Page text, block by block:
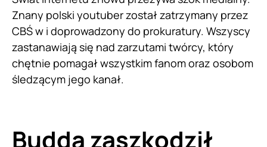
Znany polski youtuber został zatrzymany przez
CBŚ w i doprowadzony do prokuratury. Wszyscy
zastanawiają się nad zarzutami twórcy, który
chętnie pomagał wszystkim fanom oraz osobom
śledzącym jego kanał.
Budda zaszkodził